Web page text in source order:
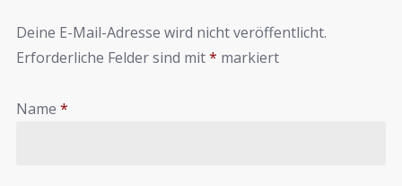
Deine E-Mail-Adresse wird nicht veröffentlicht.
Erforderliche Felder sind mit* markiert
Name *